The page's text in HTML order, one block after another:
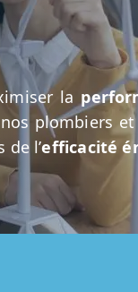
la
plombiers
de l’efficacité